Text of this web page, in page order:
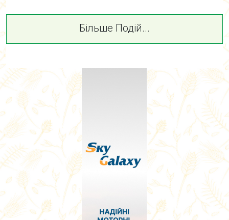
Більше Подій...